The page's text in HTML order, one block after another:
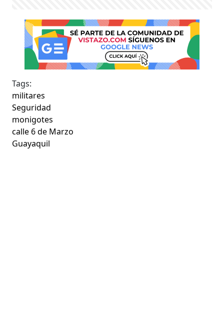
Tags:
militares
Seguridad
monigotes
calle 6 de Marzo
Guayaquil